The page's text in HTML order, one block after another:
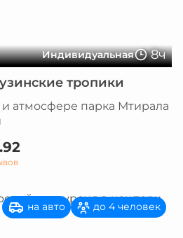
Индивидуальная 8ч
тропики
и атмосфере парка Мтирала
на авто до 4 человек